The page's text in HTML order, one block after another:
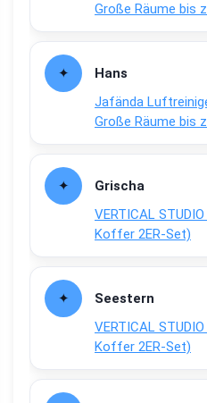
Große Räume bis
Hans
Jafända
Große Räume bis
Grischa
VERTICAL
Koffer 2ER-Set)
Seestern
VERTICAL
Koffer 2ER-Set)